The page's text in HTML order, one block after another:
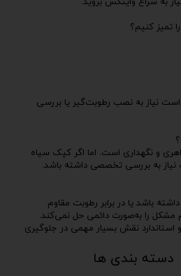
تمیز کنیم؟
است نیاز به نصب رطوبت‌گیر یا بررسی
و نگهداری است. اما اگر کپک سیاه
به بررسی تخصصی داشته باشد.
باشد یا در برابر رطوبت مقاوم
مشکل را به‌صورت دائمی حل نمی‌کند.
نقش بسیار مهمی در جلوگیری
دسته بندی ها